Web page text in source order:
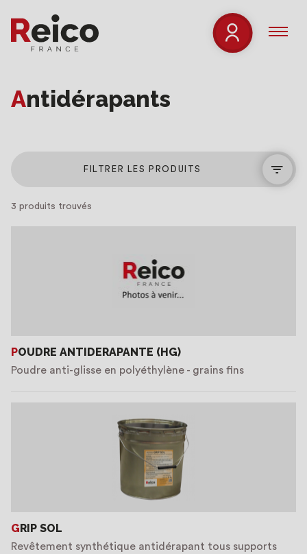
Antidérapants
FILTRER LES PRODUITS
3 produits trouvés
POUDRE ANTIDERAPANTE (HG)
Poudre anti-glisse en polyéthylène - grains fins
GRIP SOL
Revêtement synthétique antidérapant tous supports